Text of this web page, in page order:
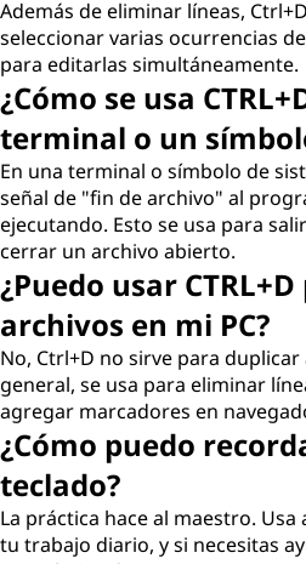
Además de eliminar líneas,
seleccionar varias ocurrencias
para editarlas simultáneamente.
¿Cómo se usa
terminal o un
En una terminal o símbolo de
señal de "fin de archivo" al
ejecutando. Esto se usa para
cerrar un archivo abierto.
¿Puedo usar
archivos en mi PC?
No, Ctrl+D no sirve para
general, se usa para eliminar
agregar marcadores en
¿Cómo puedo
teclado?
La práctica hace al maestro.
tu trabajo diario, y si necesitas